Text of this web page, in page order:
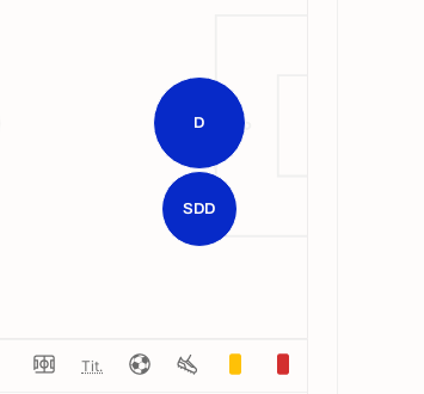
D
SDD
Tit.